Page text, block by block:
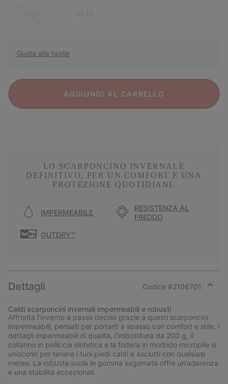
Guida alle taglie
AGGIUNGI AL CARRELLO
LO SCARPONCINO INVERNALE
DEFINITIVO, PER UN COMFORT E UNA
PROTEZIONE QUOTIDIANI.
IMPERMEABILE
RESISTENZA AL
FREDDO
OUTDRY™
Dettagli Codice #2106701
section
Caldi scarponcini invernali impermeabili e robusti
Affronta l’inverno a passo deciso grazie a questi scarponcini
impermeabili, pensati per portarti a spasso con comfort e stile. I
dettagli impermeabili di qualità, l’imbottitura da 200 g, il
collarino in pelliccia sintetica e la fodera in morbido micropile si
uniscono per tenere i tuoi piedi caldi e asciutti con qualsiasi
meteo. La robusta suola in gomma sagomata offre un’aderenza
e una stabilità eccezionali.